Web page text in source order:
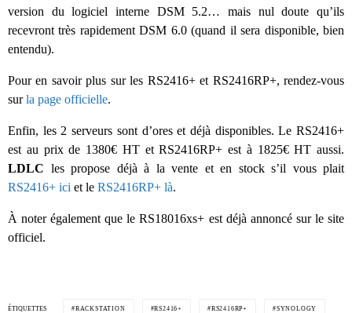
version du logiciel interne DSM 5.2… mais nul doute qu’ils
recevront très rapidement DSM 6.0 (quand il sera disponible, bien
entendu).
Pour en savoir plus sur les RS2416+ et RS2416RP+, rendez-vous
surla page officielle.
Enfin, les 2 serveurs sont d’ores et déjà disponibles. Le RS2416+
est au prix de 1380€ HT et RS2416RP+ est à 1825€ HT aussi.
LDLC les propose déjà à la vente et en stock s’il vous plait
RS2416+ ici et le RS2416RP+ là.
À noter également que le RS18016xs+ est déjà annoncé sur le site
officiel.
ÉTIQUETTES RACKSTATION RS2416+ RS2416RP+ SYNOLOGY